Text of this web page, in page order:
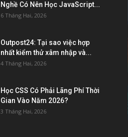
Nghề Có Nên Học JavaScript...
6 Tháng Hai, 2026
Outpost24: Tại sao việc hợp
nhất kiểm thử xâm nhập và...
4 Tháng Hai, 2026
Học CSS Có Phải Lãng Phí Thời
Gian Vào Năm 2026?
3 Tháng Hai, 2026